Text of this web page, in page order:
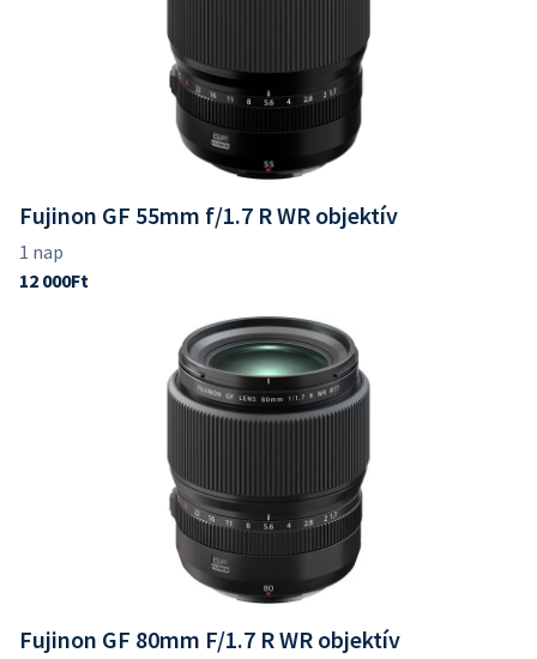
Fujinon GF 55mm f/1.7 R WR objektív
Fujinon GF 80mm F/1.7 R WR objektív